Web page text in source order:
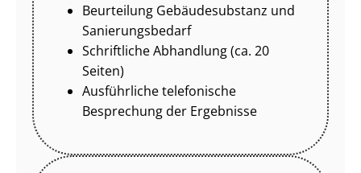
Beurteilung Gebäudesubstanz und
Sa­nie­rungs­be­darf
Schriftliche Abhandlung (ca. 20
Seiten)
Ausführliche telefonische
Besprechung der Ergebnisse